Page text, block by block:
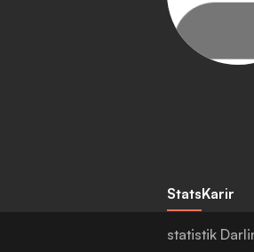
StatsKarir
statistik